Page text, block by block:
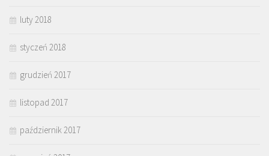
luty 2018
styczeń 2018
grudzień 2017
listopad 2017
październik 2017